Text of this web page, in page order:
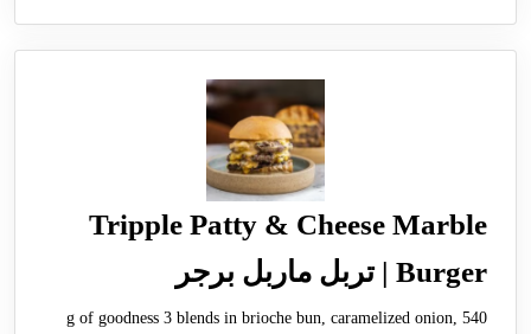
Tripple Patty & Cheese Marble
Burger | تربل ماربل برجر
540 g of goodness 3 blends in brioche bun, caramelized onion,